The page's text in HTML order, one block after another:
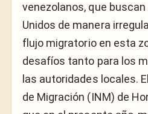
venezolanos, que
Unidos de manera
flujo migratorio en esta
desafíos tanto para los
las autoridades locales.
de Migración (INM) de